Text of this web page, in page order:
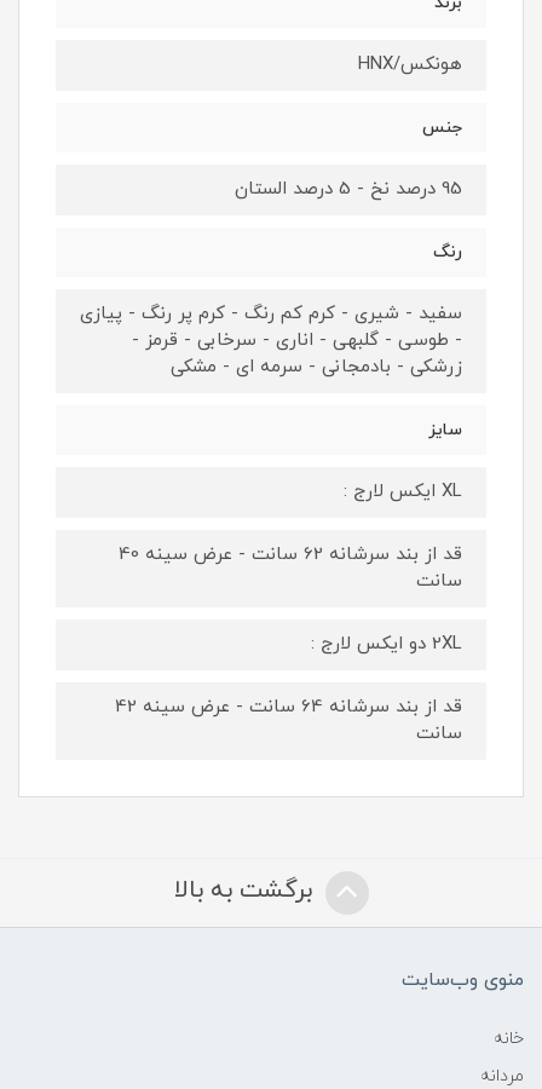
هونکس/HNX
جنس
95 درصد نخ - 5 درصد الستان
رنگ
سفید - شیری - کرم کم رنگ - کرم پر رنگ - پیازی
- طوسی - گلبهی - اناری - سرخابی - قرمز -
زرشکی - بادمجانی - سرمه ای - مشکی
سایز
XL ایکس لارج :
قد از بند سرشانه 62 سانت - عرض سینه 40
سانت
2XL دو ایکس لارج :
قد از بند سرشانه 64 سانت - عرض سینه 42
سانت
برگشت به بالا
منوی وب‌سایت
خانه
مردانه